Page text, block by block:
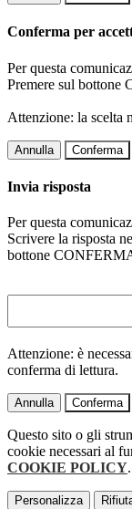
Conferma per
Per questa
Premere sul bottone
Attenzione: la scelta
Annulla Conferma
Invia risposta
Per questa
Scrivere la risposta
bottone
Attenzione: è
conferma di lettura.
Annulla Conferma
Questo sito o gli
cookie necessari al
COOKIE POLICY.
Personalizza